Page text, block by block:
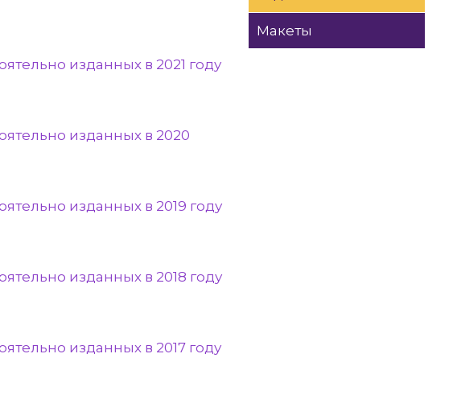
изданных в 2021 году
изданных в 2020
изданных в 2019 году
изданных в 2018 году
изданных в 2017 году
Макеты